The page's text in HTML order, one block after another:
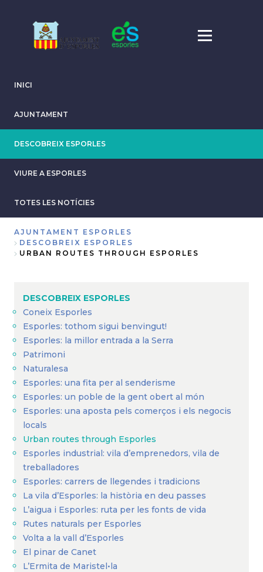
contingut
INICI
AJUNTAMENT
DESCOBREIX ESPORLES
VIURE A ESPORLES
TOTES LES NOTÍCIES
Fil
AJUNTAMENT ESPORLES
DESCOBREIX ESPORLES
URBAN ROUTES THROUGH ESPORLES
DESCOBREIX ESPORLES
Coneix Esporles
Esporles: tothom sigui benvingut!
Esporles: la millor entrada a la Serra
Patrimoni
Naturalesa
Esporles: una fita per al senderisme
Esporles: un poble de la gent obert al món
Esporles: una aposta pels comerços i els negocis
locals
Urban routes through Esporles
Esporles industrial: vila d’emprenedors, vila de
treballadores
Esporles: carrers de llegendes i tradicions
La vila d’Esporles: la història en deu passes
L’aigua i Esporles: ruta per les fonts de vida
Rutes naturals per Esporles
Volta a la vall d’Esporles
El pinar de Canet
L’Ermita de Maristel•la